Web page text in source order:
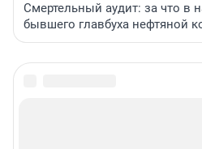
Смертельный аудит: за что в
бывшего главбуха нефтяной